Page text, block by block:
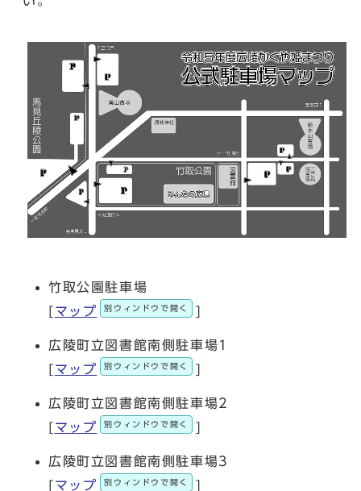
竹取公園駐車場
[マップ 別ウィンドウで開く ]
広陵町立図書館南側駐車場1
[マップ 別ウィンドウで開く ]
広陵町立図書館南側駐車場2
[マップ 別ウィンドウで開く ]
広陵町立図書館南側駐車場3
[マップ 別ウィンドウで開く ]